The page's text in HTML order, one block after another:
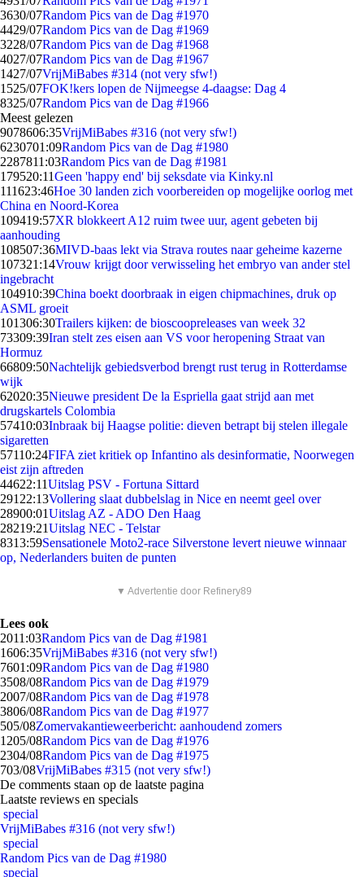
3630/07Random Pics van de Dag #1970
4429/07Random Pics van de Dag #1969
3228/07Random Pics van de Dag #1968
4027/07Random Pics van de Dag #1967
1427/07VrijMiBabes #314 (not very sfw!)
1525/07FOK!kers lopen de Nijmeegse 4-daagse: Dag 4
8325/07Random Pics van de Dag #1966
Meest gelezen
9078606:35VrijMiBabes #316 (not very sfw!)
6230701:09Random Pics van de Dag #1980
2287811:03Random Pics van de Dag #1981
179520:11Geen 'happy end' bij seksdate via Kinky.nl
111623:46Hoe 30 landen zich voorbereiden op mogelijke oorlog met
China en Noord-Korea
109419:57XR blokkeert A12 ruim twee uur, agent gebeten bij
aanhouding
108507:36MIVD-baas lekt via Strava routes naar geheime kazerne
107321:14Vrouw krijgt door verwisseling het embryo van ander stel
ingebracht
104910:39China boekt doorbraak in eigen chipmachines, druk op
ASML groeit
101306:30Trailers kijken: de bioscoopreleases van week 32
73309:39Iran stelt zes eisen aan VS voor heropening Straat van
Hormuz
66809:50Nachtelijk gebiedsverbod brengt rust terug in Rotterdamse
wijk
62020:35Nieuwe president De la Espriella gaat strijd aan met
drugskartels Colombia
57410:03Inbraak bij Haagse politie: dieven betrapt bij stelen illegale
sigaretten
57110:24FIFA ziet kritiek op Infantino als desinformatie, Noorwegen
eist zijn aftreden
44622:11Uitslag PSV - Fortuna Sittard
291 22:13Vollering slaat dubbelslag in Nice en neemt geel over
28900:01Uitslag AZ - ADO Den Haag
28219:21Uitslag NEC - Telstar
8313:59Sensationele Moto2-race Silverstone levert nieuwe winnaar
op, Nederlanders buiten de punten
▼ Advertentie door Refinery89
Lees ook
2011:03Random Pics van de Dag #1981
1606:35VrijMiBabes #316 (not very sfw!)
7601:09Random Pics van de Dag #1980
3508/08Random Pics van de Dag #1979
2007/08Random Pics van de Dag #1978
3806/08Random Pics van de Dag #1977
505/08Zomervakantieweerbericht: aanhoudend zomers
1205/08Random Pics van de Dag #1976
2304/08Random Pics van de Dag #1975
703/08VrijMiBabes #315 (not very sfw!)
De comments staan op de laatste pagina
Laatste reviews en specials
special
VrijMiBabes #316 (not very sfw!)
special
Random Pics van de Dag #1980
special